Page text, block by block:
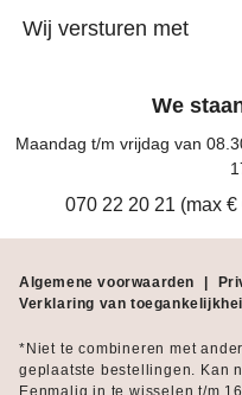
Wij versturen met
We
Maandag t/m vrijdag van
070 22 20 21 (max
Algemene voorwaarden |
Verklaring van
*Niet te combineren met
geplaatste bestellingen. Kan
Eenmalig in te wisselen t/m